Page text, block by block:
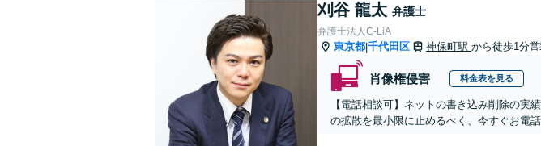
刈谷 龍太 弁護士
弁護士法人C-LiA
東京都|千代田区 神保町駅 から徒歩1分営
肖像権侵害 料金表を見る
【電話相談可】ネットの書き込み削除の実
の拡散を最小限に止めるべく、今すぐお電